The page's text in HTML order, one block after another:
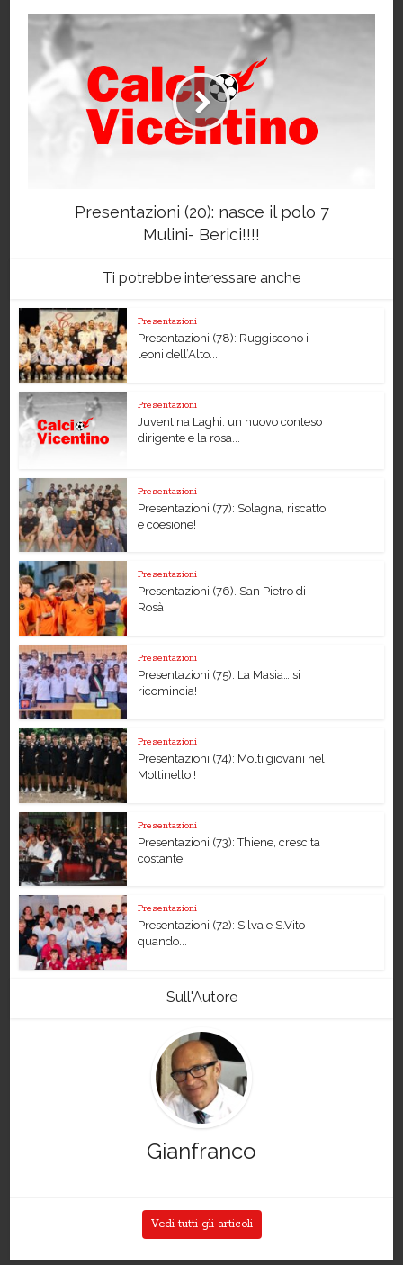
Presentazioni (20): nasce il polo 7
Mulini- Berici!!!!
Ti potrebbe interessare anche
Presentazioni
Presentazioni (78): Ruggiscono i
leoni dell’Alto...
Presentazioni
Juventina Laghi: un nuovo conteso
dirigente e la rosa...
Presentazioni
Presentazioni (77): Solagna, riscatto
e coesione!
Presentazioni
Presentazioni (76). San Pietro di
Rosà
Presentazioni
Presentazioni (75): La Masia… si
ricomincia!
Presentazioni
Presentazioni (74): Molti giovani nel
Mottinello !
Presentazioni
Presentazioni (73): Thiene, crescita
costante!
Presentazioni
Presentazioni (72): Silva e S.Vito
quando...
Sull'Autore
Gianfranco
Vedi tutti gli articoli